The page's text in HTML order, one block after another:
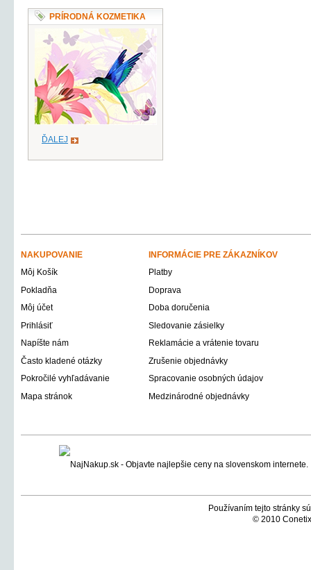
PRÍRODNÁ KOZMETIKA
ĎALEJ
NAKUPOVANIE
INFORMÁCIE PRE ZÁKAZNÍKOV
Môj Košík
Platby
Pokladňa
Doprava
Môj účet
Doba doručenia
Prihlásiť
Sledovanie zásielky
Napíšte nám
Reklamácie a vrátenie tovaru
Často kladené otázky
Zrušenie objednávky
Pokročilé vyhľadávanie
Spracovanie osobných údajov
Mapa stránok
Medzinárodné objednávky
Používaním tejto stránky
© 2010